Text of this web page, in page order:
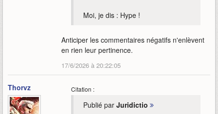
Moi, je dis : Hype !
Anticiper les commentaires négatifs n'enlèvent
en rien leur pertinence.
17/6/2026 à 20:22:05
Thorvz Citation :
Publié par Juridictio